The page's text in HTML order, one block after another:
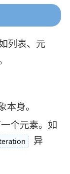
列表、元
身。
个元素。如
异